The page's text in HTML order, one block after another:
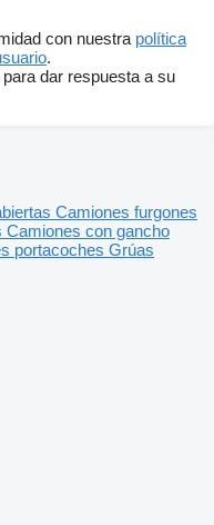
con nuestra política
.
dar respuesta a su
Camiones furgones
Camiones con gancho
portacoches Grúas